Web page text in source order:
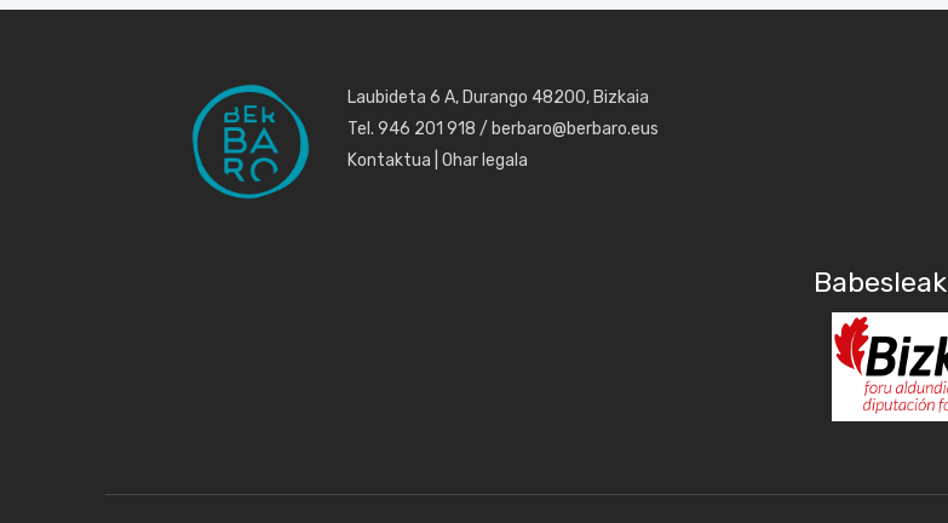
Laubideta 6 A, Durango 48200, Bizkaia
Tel. 946 201 918 / berbaro@berbaro.eus
Kontaktua Ohar legala
Babesleak